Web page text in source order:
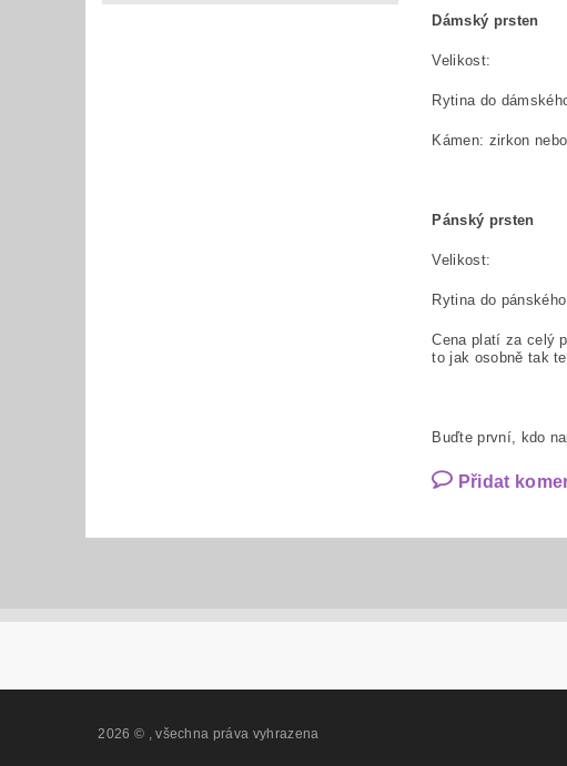
Dámský prsten
Rytina do
Kámen: zirkon
Pánský prsten
Rytina do
Cena platí za celý
to jak osobně tak
Buďte první, kdo
Přidat
2026 © , všechna práva vyhrazena